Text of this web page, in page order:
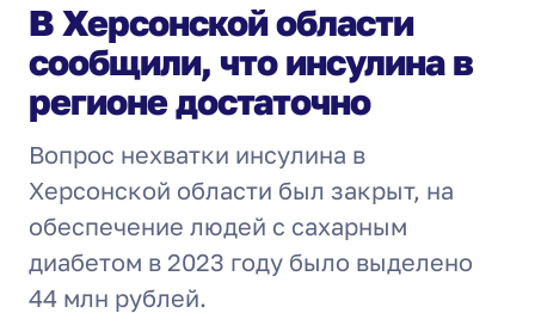
В Херсонской области
сообщили, что инсулина в
регионе достаточно
Вопрос нехватки инсулина в
Херсонской области был закрыт, на
обеспечение людей с сахарным
диабетом в 2023 году было выделено
44 млн рублей.